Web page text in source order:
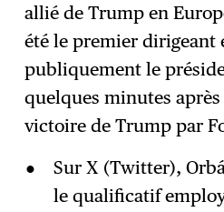
→ S'abonner
allié de Trump en
été le premier dirigeant
publiquement le
quelques minutes après
victoire de Trump par
Sur X (Twitter),
le qualificatif